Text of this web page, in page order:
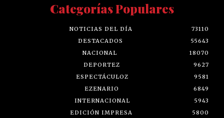
Categorías Populares
NOTICIAS DEL DÍA
73110
DESTACADOS
55643
NACIONAL
18070
DEPORTEZ
9627
ESPECTÁCULOZ
9581
EZENARIO
6849
INTERNACIONAL
5943
EDICIÓN IMPRESA
5800